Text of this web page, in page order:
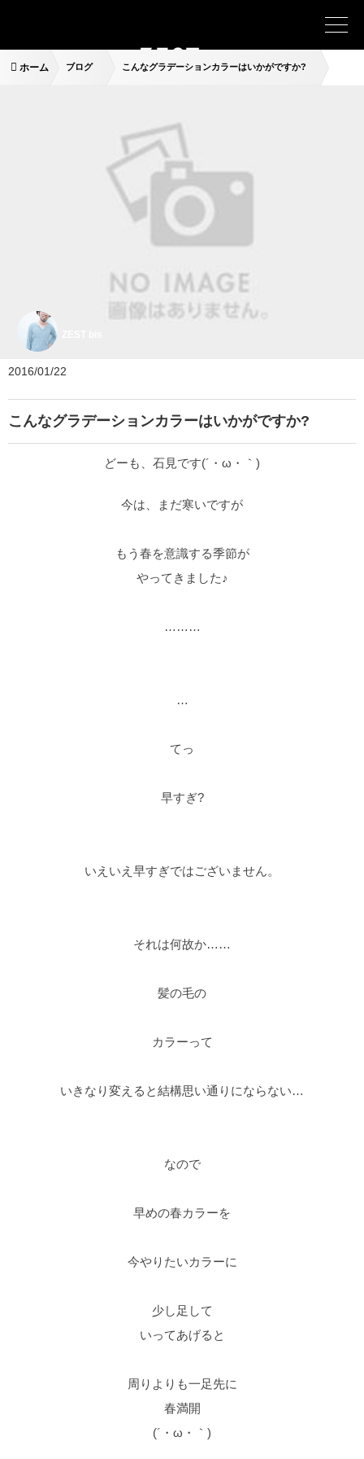
ホーム ブログ こんなグラデーションカラーはいかがですか?
2016/01/22
こんなグラデーションカラーはいかがですか?
どーも、石見です(´・ω・｀)
今は、まだ寒いですが
もう春を意識する季節が
やってきました♪
………
…
てっ
早すぎ?
いえいえ早すぎではございません。
それは何故か……
髪の毛の
カラーって
いきなり変えると結構思い通りにならない…
なので
早めの春カラーを
今やりたいカラーに
少し足して
いってあげると
周りよりも一足先に
春満開
(´・ω・｀)